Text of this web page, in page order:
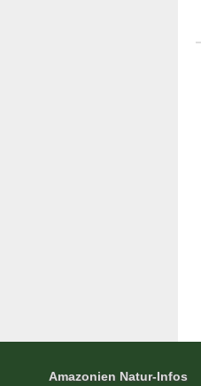
Amazonien Natur-Infos